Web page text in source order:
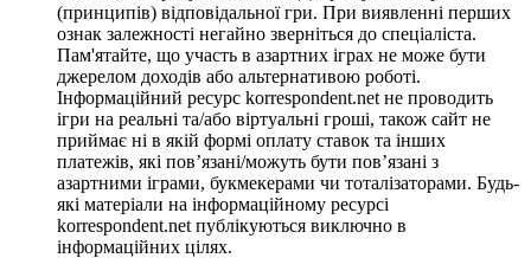
(принципів) відповідальної гри. При виявленні перших
ознак залежності негайно зверніться до спеціаліста.
Пам'ятайте, що участь в азартних іграх не може бути
джерелом доходів або альтернативою роботі.
Інформаційний ресурс korrespondent.net не проводить
ігри на реальні та/або віртуальні гроші, також сайт не
приймає ні в якій формі оплату ставок та інших
платежів, які пов’язані/можуть бути пов’язані з
азартними іграми, букмекерами чи тоталізаторами. Будь-
які матеріали на інформаційному ресурсі
korrespondent.net публікуються виключно в
інформаційних цілях.